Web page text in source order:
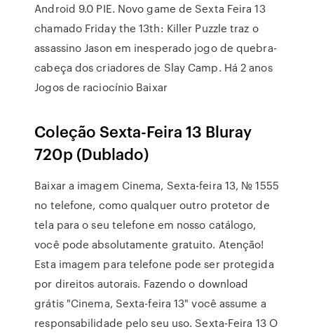
Android 9.0 PIE. Novo game de Sexta Feira 13
chamado Friday the 13th: Killer Puzzle traz o
assassino Jason em inesperado jogo de quebra-
cabeça dos criadores de Slay Camp. Há 2 anos
Jogos de raciocínio Baixar
Coleção Sexta-Feira 13 Bluray
720p (Dublado)
Baixar a imagem Cinema, Sexta-feira 13, № 1555
no telefone, como qualquer outro protetor de
tela para o seu telefone em nosso catálogo,
você pode absolutamente gratuito. Atenção!
Esta imagem para telefone pode ser protegida
por direitos autorais. Fazendo o download
grátis "Cinema, Sexta-feira 13" você assume a
responsabilidade pelo seu uso. Sexta-Feira 13 O